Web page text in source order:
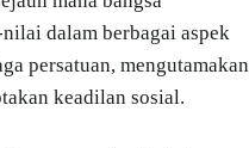
dalam berbagai aspek
persatuan, mengutamakan
keadilan sosial.